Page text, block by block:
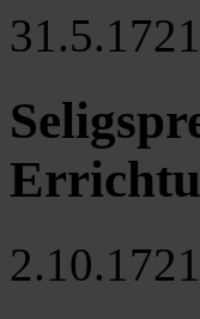
31.5.1721
2.10.1721